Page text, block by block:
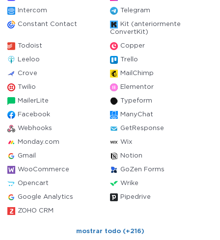
Intercom Telegram
Constant Contact
Kit (anteriormente
ConvertKit)
Todoist Copper
Leeloo Trello
Crove MailChimp
Twilio Elementor
MailerLite Typeform
Facebook ManyChat
Webhooks GetResponse
Monday.com Wix
Gmail Notion
WooCommerce GoZen Forms
Opencart Wrike
Google Analytics Pipedrive
ZOHO CRM
mostrar todo (+216)